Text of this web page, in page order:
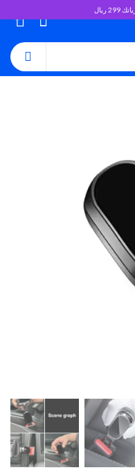
ريال